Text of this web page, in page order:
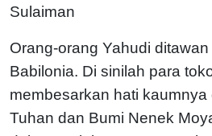
Sulaiman
Orang-orang Yahudi
Babilonia. Di sinilah para
membesarkan hati
Tuhan dan Bumi Nenek